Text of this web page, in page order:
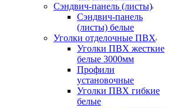
Сэндвич-панель (листы)
Сэндвич-панель
(листы) белые
Уголки отделочные ПВХ
Уголки ПВХ жесткие
белые 3000мм
Профили
установочные
Уголки ПВХ гибкие
белые